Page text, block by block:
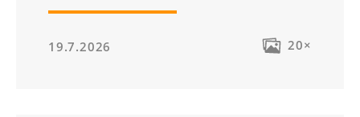
19.7.2026 20×